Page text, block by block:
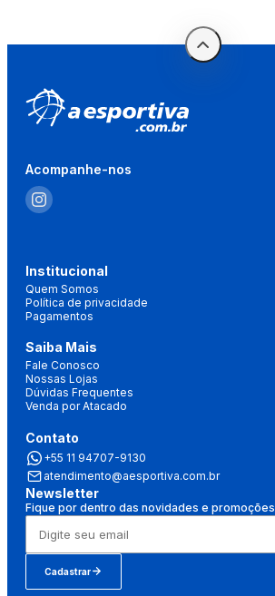
Acompanhe-nos
Institucional
Quem Somos
Política de privacidade
Pagamentos
Saiba Mais
Fale Conosco
Nossas Lojas
Dúvidas Frequentes
Venda por Atacado
Contato
+55 11 94707-9130
atendimento@aesportiva.com.br
Newsletter
Fique por dentro das novidades e promoções
Cadastrar